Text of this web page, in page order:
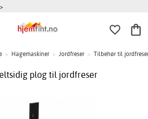
> Hagemaskiner > Jordfreser > Tilbehør til
plog til jordfreser